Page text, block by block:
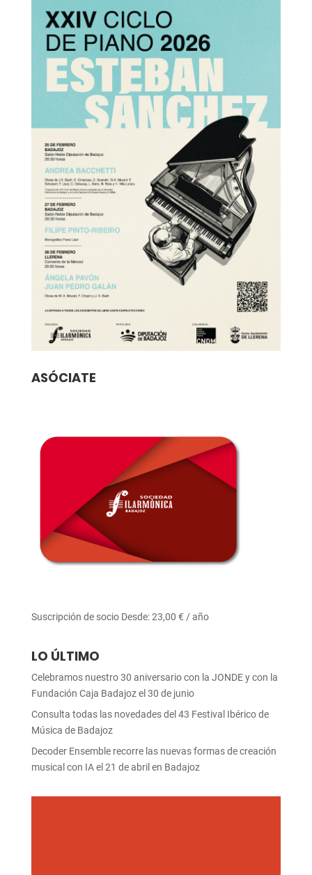
ASÓCIATE
Suscripción de socio Desde:23,00 € / año
LO ÚLTIMO
Celebramos nuestro 30 aniversario con la JONDE y con la
Fundación Caja Badajoz el 30 de junio
Consulta todas las novedades del 43 Festival Ibérico de
Música de Badajoz
Decoder Ensemble recorre las nuevas formas de creación
musical con IA el 21 de abril en Badajoz